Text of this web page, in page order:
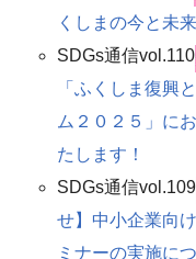
くしまの今と未
SDGs通信vol.110
「ふくしま復興
ム２０２５」に
たします！
SDGs通信vol.109
せ】中小企業向
ミナーの実施に